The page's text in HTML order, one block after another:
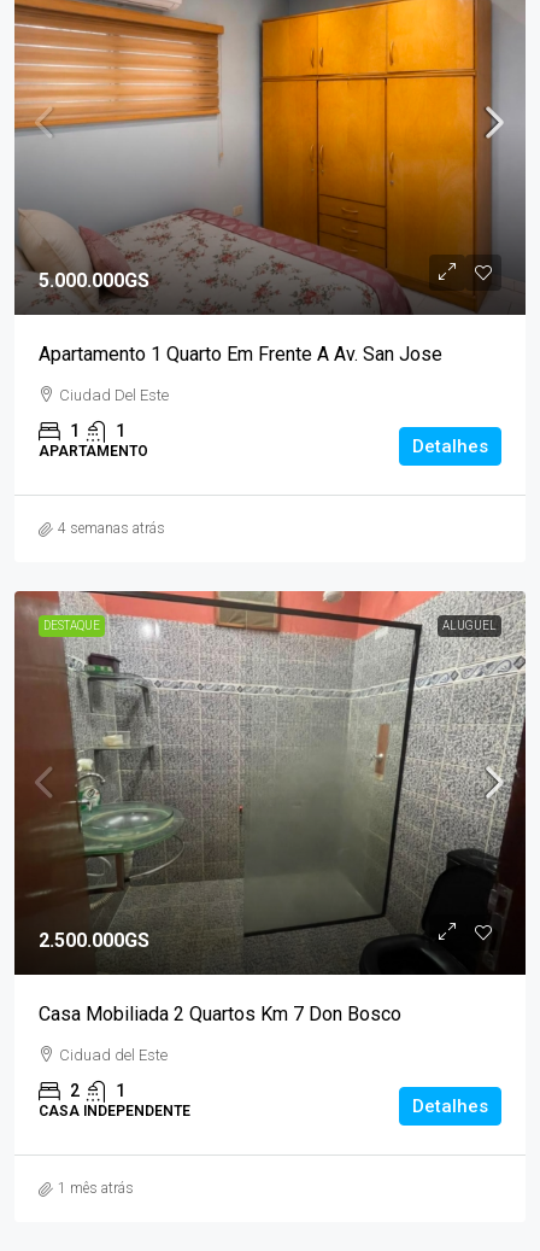
5.000.000GS
Apartamento 1 Quarto Em Frente A Av. San Jose
Ciudad Del Este
1 1
APARTAMENTO Detalhes
4 semanas atrás
DESTAQUE ALUGUEL
2.500.000GS
Casa Mobiliada 2 Quartos Km 7 Don Bosco
Ciduad del Este
2 1
CASA INDEPENDENTE Detalhes
1 mês atrás